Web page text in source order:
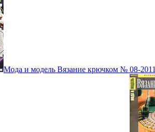
Мода и модель Вязание крючком № 08-2011